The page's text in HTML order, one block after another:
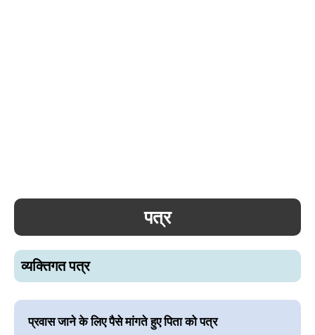
पत्र
व्यक्तिगत पत्र
प्रवास जाने के लिए पैसे मांगते हुए पिता को पत्र